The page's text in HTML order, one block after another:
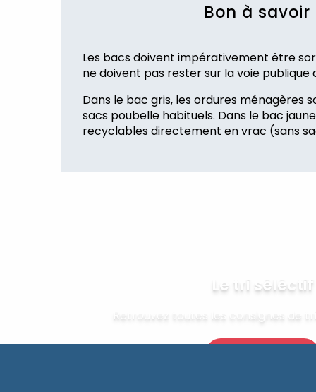
Bon à savoir
Les bacs doivent impérativement être
ne doivent pas rester sur la voie publique
Dans le bac gris, les ordures ménagères
sacs poubelle habituels. Dans le bac
recyclables directement en vrac (sans
Le tri séléctif
Retrouvez toutes les consignes de